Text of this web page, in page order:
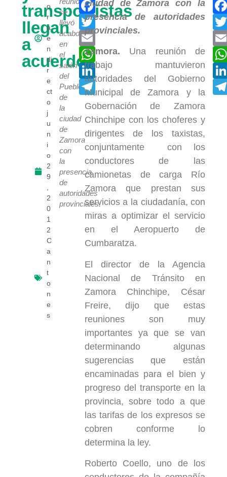
transportistas
llegan
a
acuerdos
o
r
a
e
n
di
r
e
ct
o
j
u
n
i
o
2
9
2
0
1
2
C
a
n
t
o
n
e
s
se
llevó
acabo
en
el
salón
del
Pueblo
de
la
ciudad
de
Zamora
con
la
presencia
de
autoridades
provinciales.
Twitter
Email
WhatsApp
LinkedIn
Telegram
Zamora. Una reunión de
trabajo mantuvieron
autoridades del Gobierno
Municipal de Zamora y la
Gobernación de Zamora
Chinchipe con los choferes y
dirigentes de los taxistas,
conjuntamente con los
conductores de las
camionetas de carga Río
Zamora que prestan sus
servicios a la ciudadanía, con
miras a optimizar el servicio
en el Aeropuerto de
Cumbaratza.
El director de la Agencia
Nacional de Tránsito en
Zamora Chinchipe, César
Freire, dijo que estas
reuniones son muy
importantes ya que se van
determinando algunas
sugerencias que están
encaminadas para el bien y
progreso del transporte en la
provincia, sobre todo a que
las tarifas de los expresos se
cobren conforme lo
determina la ley.
Roberto Coello, uno de los